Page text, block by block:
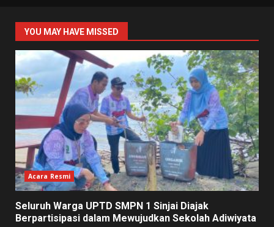
YOU MAY HAVE MISSED
Acara Resmi
Seluruh Warga UPTD SMPN 1 Sinjai Diajak
Berpartisipasi dalam Mewujudkan Sekolah Adiwiyata